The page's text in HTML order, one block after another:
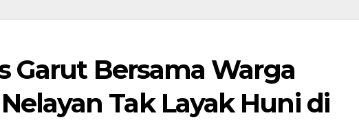
Garut Bersama Warga
Tak Layak Huni di